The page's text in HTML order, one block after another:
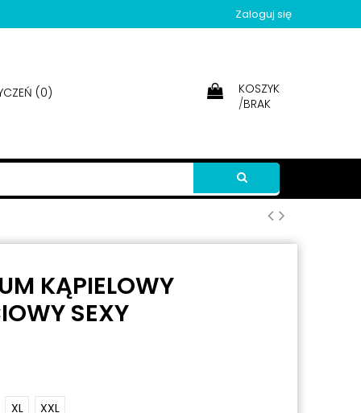
Zaloguj się
(0)
KOSZYK
/BRAK
KĄPIELOWY
SEXY
XL XXL